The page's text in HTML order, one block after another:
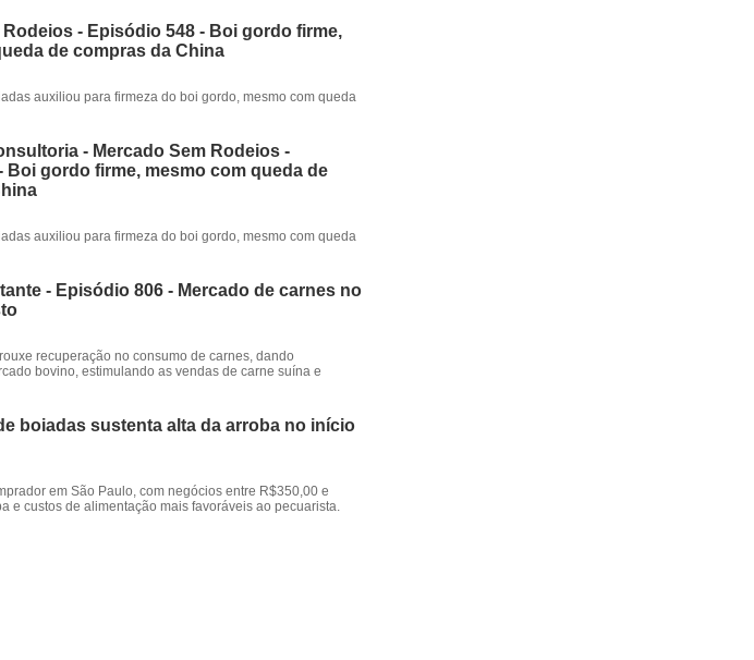
Rodeios - Episódio 548 - Boi gordo firme,
de compras da China
auxiliou para firmeza do boi gordo, mesmo com queda
- Mercado Sem Rodeios -
Boi gordo firme, mesmo com queda de
auxiliou para firmeza do boi gordo, mesmo com queda
- Episódio 806 - Mercado de carnes no
recuperação no consumo de carnes, dando
bovino, estimulando as vendas de carne suína e
boiadas sustenta alta da arroba no início
em São Paulo, com negócios entre R$350,00 e
e custos de alimentação mais favoráveis ao pecuarista.